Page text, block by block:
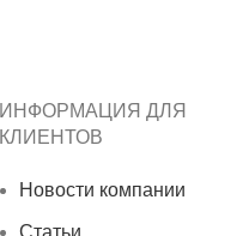
ИНФОРМАЦИЯ ДЛЯ
КЛИЕНТОВ
Новости компании
Статьи